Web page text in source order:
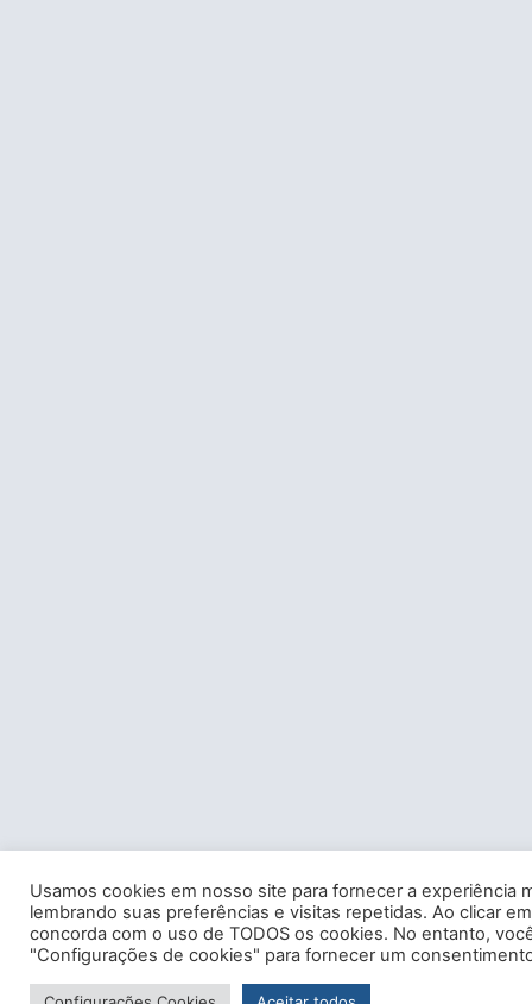
Usamos cookies em nosso site para fornecer a experiência
lembrando suas preferências e visitas repetidas. Ao clicar
concorda com o uso de TODOS os cookies. No entanto,
"Configurações de cookies" para fornecer um